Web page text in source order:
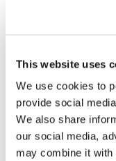
This website uses
We use cookies to
provide social
We also share
our social media,
may combine it with
la paz entre los
año, debido a